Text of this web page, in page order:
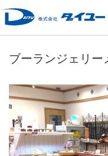
コ
テ
ブーランジェリー